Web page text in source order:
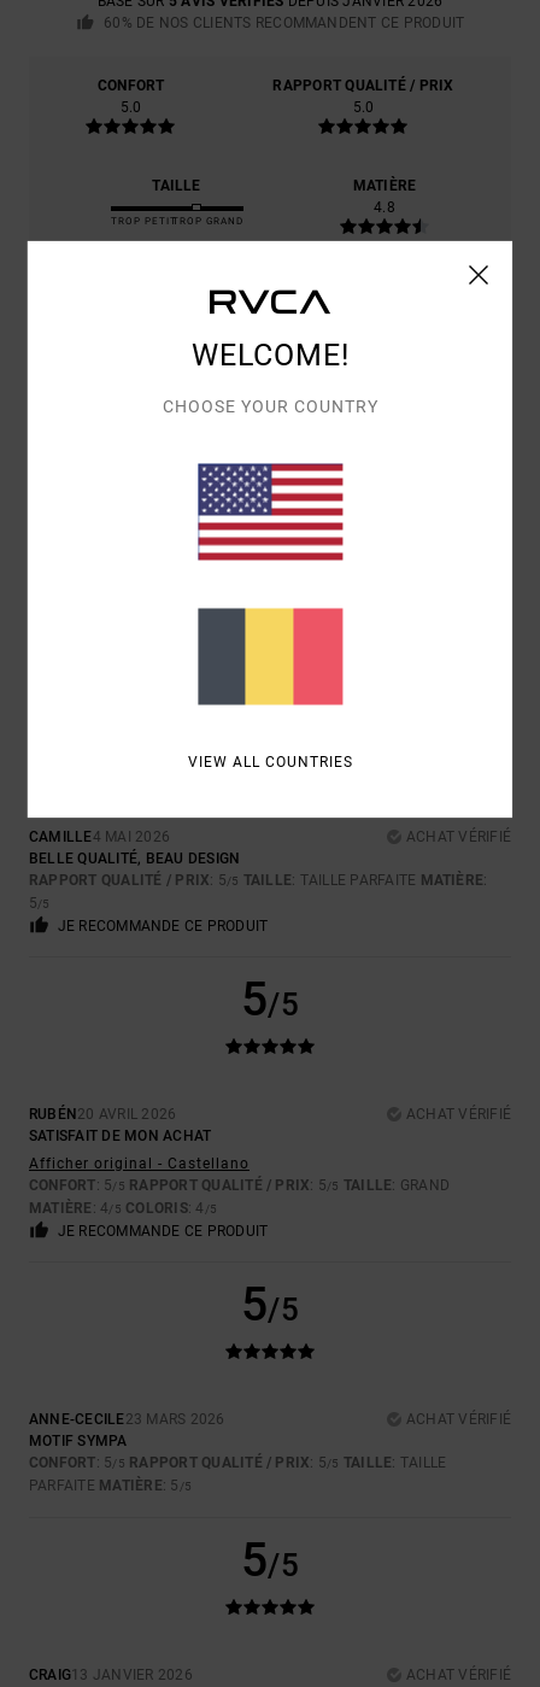
60% DE NOS CLIENTS RECOMMANDENT CE PRODUIT
CONFORT
5.0
RAPPORT QUALITÉ / PRIX
5.0
TAILLE
TROP PETITTROP GRAND
MATIÈRE
4.8
COLORIS
4.5
5
CAMILLE4 MAI 2026
ACHAT VÉRIFIÉ
BELLE QUALITÉ, BEAU DESIGN
RAPPORT QUALITÉ / PRIX: 5/5 TAILLE: TAILLE PARFAITE MATIÈRE:
5/5
JE RECOMMANDE CE PRODUIT
5/5
RUBÉN 20 AVRIL 2026
ACHAT VÉRIFIÉ
SATISFAIT DE MON ACHAT
Afficher original - Castellano
CONFORT: 5/5 RAPPORT QUALITÉ / PRIX: 5/5 TAILLE: GRAND
MATIÈRE : 4/5 COLORIS: 4 /5
JE RECOMMANDE CE PRODUIT
5/5
ANNE-CECILE23 MARS 2026
ACHAT VÉRIFIÉ
MOTIF SYMPA
CONFORT: 5/5 RAPPORT QUALITÉ / PRIX: 5/5 TAILLE: TAILLE
PARFAITE MATIÈRE: 5 /5
5/5
CRAIG13 JANVIER 2026
ACHAT VÉRIFIÉ
WELCOME!
CHOOSE YOUR COUNTRY
VIEW ALL COUNTRIES